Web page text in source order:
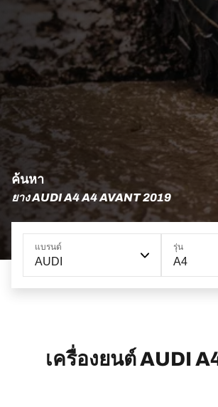
ค้นหา
ยาง AUDI A4 A4 AVANT 2019
แบรนด์
AUDI
รุ่น
A4
เครื่องยนต์ AUDI